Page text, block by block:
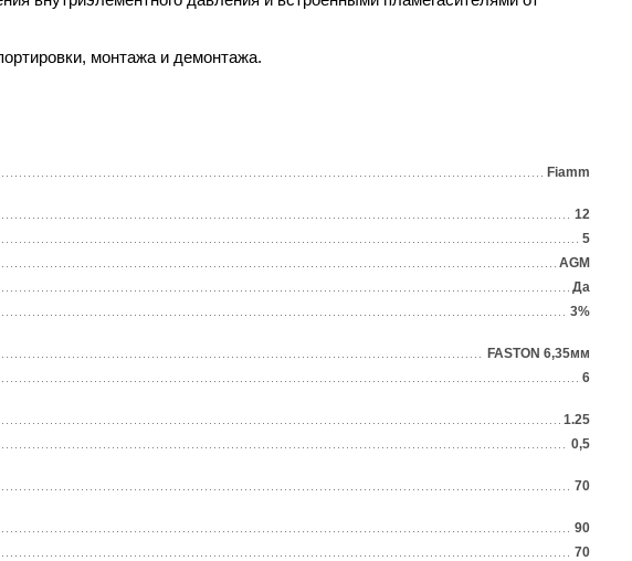
монтажа и демонтажа.
Fiamm
12
5
AGM
Да
3%
FASTON 6,35мм
6
1.25
0,5
70
90
70